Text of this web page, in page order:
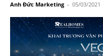
Anh Đức Marketing - 05/03/2021